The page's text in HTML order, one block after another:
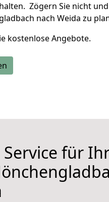
Zögern Sie nicht und
nach Weida zu
kostenlose Angebote.
Service für